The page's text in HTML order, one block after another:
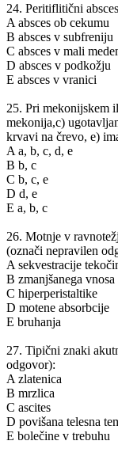
24. Peritiflitični
A absces ob cekumu
B absces v subfreniju
C absces v mali
D absces v podkožju
E absces v vranici
25. Pri mekonijskem
mekonija,c)
krvavi na črevo, e)
A a, b, c, d, e
B b, c
C b, c, e
D d, e
E a, b, c
26. Motnje v
(označi nepravilen
A sekvestracije
B zmanjšanega
C hiperperistaltike
D motene absorbcije
E bruhanja
27. Tipični znaki
odgovor):
A zlatenica
B mrzlica
C ascites
D povišana telesna
E bolečine v trebuhu